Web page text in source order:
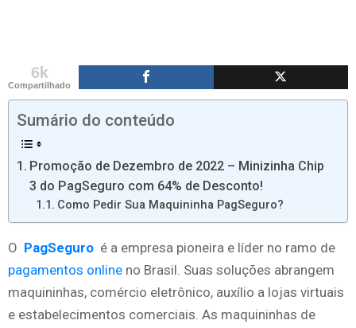
6k
Compartilhado
Sumário do conteúdo
Promoção de Dezembro de 2022 – Minizinha Chip
3 do PagSeguro com 64% de Desconto!
Como Pedir Sua Maquininha PagSeguro?
O PagSeguro é a empresa pioneira e líder no ramo de
pagamentos online no Brasil. Suas soluções abrangem
maquininhas, comércio eletrônico, auxílio a lojas virtuais
e estabelecimentos comerciais. As maquininhas de